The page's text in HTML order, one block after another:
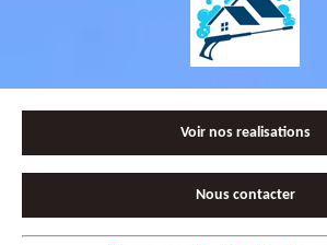
Voir nos realisations
Nous contacter